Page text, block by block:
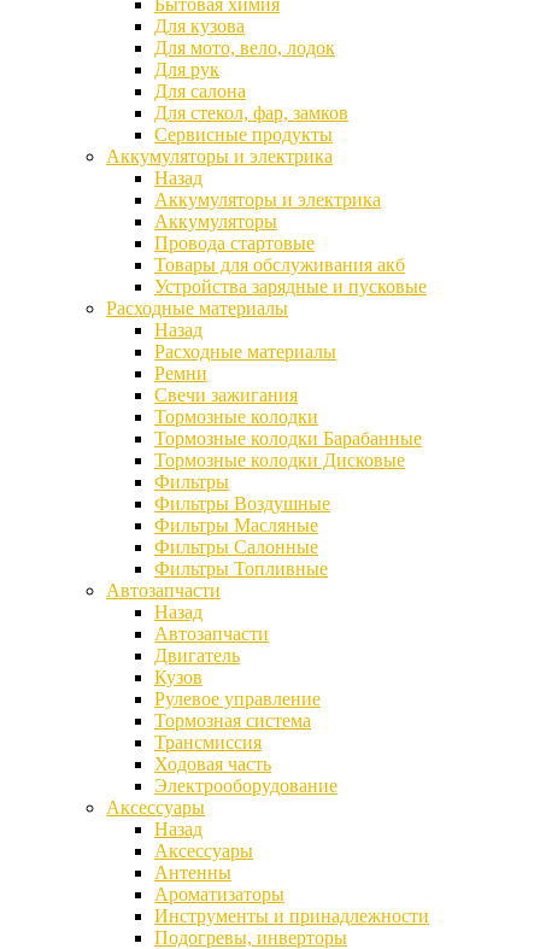
Бытовая химия
Для кузова
Для мото, вело, лодок
Для рук
Для салона
Для стекол, фар, замков
Сервисные продукты
Аккумуляторы и электрика
Назад
Аккумуляторы и электрика
Аккумуляторы
Провода стартовые
Товары для обслуживания акб
Устройства зарядные и пусковые
Расходные материалы
Назад
Расходные материалы
Ремни
Свечи зажигания
Тормозные колодки
Тормозные колодки Барабанные
Тормозные колодки Дисковые
Фильтры
Фильтры Воздушные
Фильтры Масляные
Фильтры Салонные
Фильтры Топливные
Автозапчасти
Назад
Автозапчасти
Двигатель
Кузов
Рулевое управление
Тормозная система
Трансмиссия
Ходовая часть
Электрооборудование
Аксессуары
Назад
Аксессуары
Антенны
Ароматизаторы
Инструменты и принадлежности
Подогревы, инверторы